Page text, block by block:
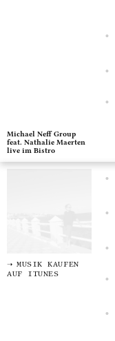
Michael Neff Group
feat. Nathalie Maerten
live im Bistro
MUSIK KAUFEN
AUF ITUNES